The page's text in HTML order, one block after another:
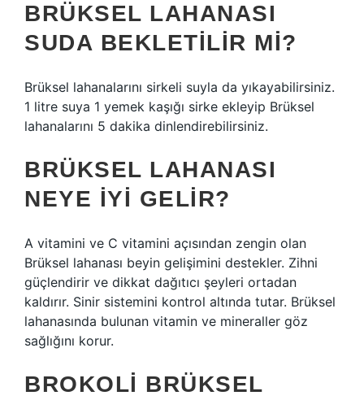
BRÜKSEL LAHANASI
SUDA BEKLETILIR MI?
Brüksel lahanalarını sirkeli suyla da yıkayabilirsiniz.
1 litre suya 1 yemek kaşığı sirke ekleyip Brüksel
lahanalarını 5 dakika dinlendirebilirsiniz.
BRÜKSEL LAHANASI
NEYE IYI GELIR?
A vitamini ve C vitamini açısından zengin olan
Brüksel lahanası beyin gelişimini destekler. Zihni
güçlendirir ve dikkat dağıtıcı şeyleri ortadan
kaldırır. Sinir sistemini kontrol altında tutar. Brüksel
lahanasında bulunan vitamin ve mineraller göz
sağlığını korur.
BROKOLI BRÜKSEL